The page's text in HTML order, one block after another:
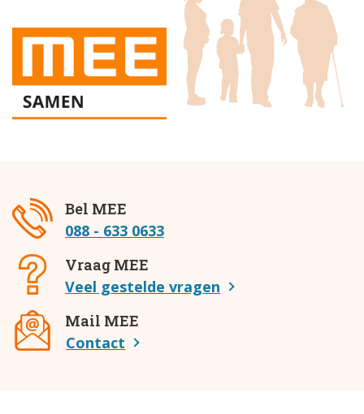
Bel MEE
088 - 633 0633
Vraag MEE
Veel gestelde vragen
Mail MEE
Contact